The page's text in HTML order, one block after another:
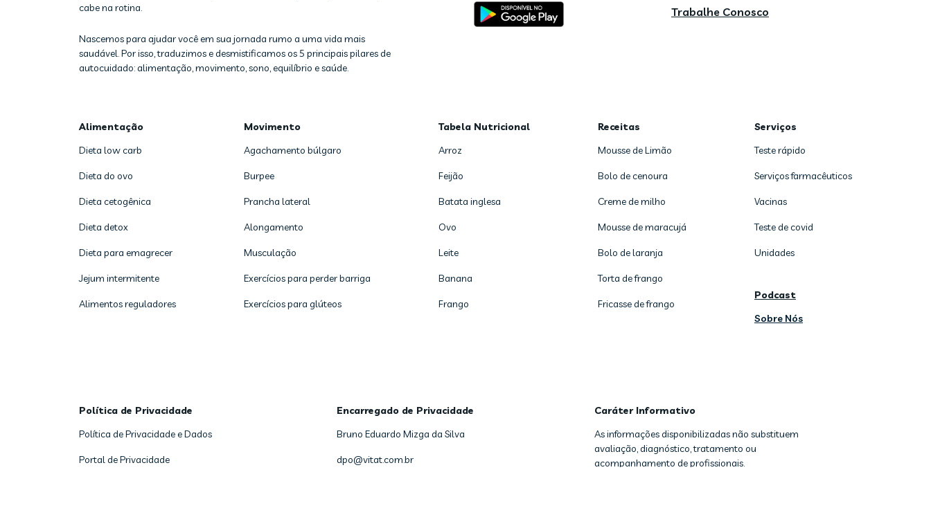
cabe na rotina.
Nascemos para ajudar você em sua jornada rumo a uma vida mais
saudável. Por isso, traduzimos e desmistificamos os 5 principais pilares de
autocuidado: alimentação, movimento, sono, equilíbrio e saúde.
Trabalhe Conosco
Alimentação
Dieta low carb
Dieta do ovo
Dieta cetogênica
Dieta detox
Dieta para emagrecer
Jejum intermitente
Alimentos reguladores
Movimento
Agachamento búlgaro
Burpee
Prancha lateral
Alongamento
Musculação
Exercícios para perder barriga
Exercícios para glúteos
Tabela Nutricional
Arroz
Feijão
Batata inglesa
Ovo
Leite
Banana
Frango
Receitas
Mousse de Limão
Bolo de cenoura
Creme de milho
Mousse de maracujá
Bolo de laranja
Torta de frango
Fricasse de frango
Serviços
Teste rápido
Serviços farmacêuticos
Vacinas
Teste de covid
Unidades
Podcast
Sobre Nós
Política de Privacidade
Política de Privacidade e Dados
Portal de Privacidade
Encarregado de Privacidade
Bruno Eduardo Mizga da Silva
dpo@vitat.com.br
Caráter Informativo
As informações disponibilizadas não substituem
avaliação, diagnóstico, tratamento ou
acompanhamento de profissionais.